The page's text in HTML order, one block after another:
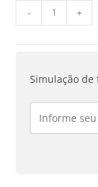
- +
Simulação de